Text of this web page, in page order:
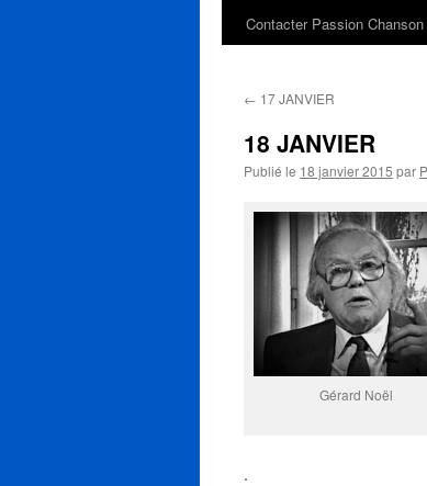
Contacter Passion Chanson
← 17 JANVIER
18 JANVIER
Publié le 18 janvier 2015 par
Gérard Noël
.